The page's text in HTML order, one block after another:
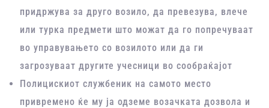
придржува за друго возило, да превезува, влече
или турка предмети што можат да го попречуваат
во управувањето со возилото или да ги
загрозуваат другите учесници во сообраќајот
Полицискиот службеник на самото место
привремено ќе му ја одземе возачката дозвола и